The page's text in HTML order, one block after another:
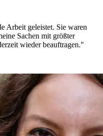
Arbeit geleistet. Sie waren
Sachen mit größter
wieder beauftragen."